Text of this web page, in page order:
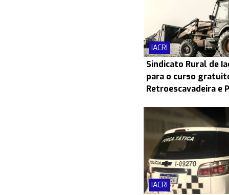
IACRI
Sindicato Rural de
para o curso
Retroescavadeira e
IACRI